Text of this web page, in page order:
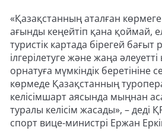
«Қазақстанның аталған
ағынды кеңейтіп қана қоймай,
туристік картада бірегей бағыт
ілгерілетуге және жаңа
орнатуға мүмкіндік беретініне
көрмеде Қазақстанның
келісімшарт аясында мыңнан
туралы келісім жасады», – деді
спорт вице-министрі Ержан